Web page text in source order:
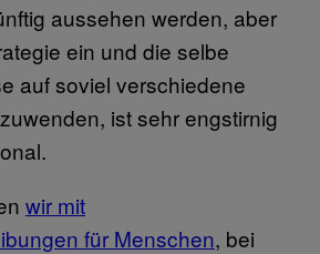
aussehen werden, aber
ein und die selbe
auf soviel verschiedene
ist sehr engstirnig
wir mit
für Menschen, bei